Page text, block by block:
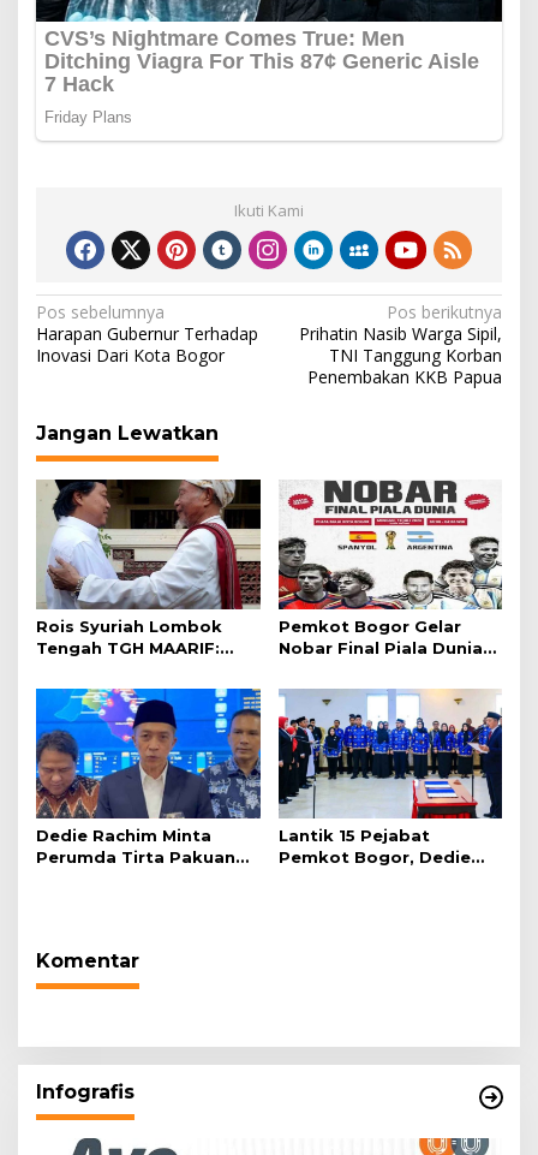
Ikuti Kami
Navigasi
pos
Pos sebelumnya
Harapan Gubernur Terhadap
Inovasi Dari Kota Bogor
Pos berikutnya
Prihatin Nasib Warga Sipil,
TNI Tanggung Korban
Penembakan KKB Papua
Jangan Lewatkan
Rois Syuriah Lombok
Tengah TGH MAARIF:
Abad Kedua NU”
Pemkot Bogor Gelar
Nobar Final Piala Dunia
Dedie Rachim Minta
Perumda Tirta Pakuan
Lantik 15 Pejabat
Pemkot Bogor, Dedie
Komentar
Infografis